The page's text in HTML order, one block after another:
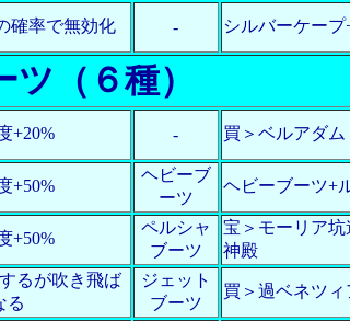
確率で無効化 - シルバーケー
ツ（６種）
+20% - 買＞ベルアダム
+50%
ヘビーブ
ーツ
ヘビーブーツ+
+50%
ペルシャ
ブーツ
宝＞モーリア
神殿
るが吹き飛ば
る
ジェット
ブーツ
買＞過ベネツィ